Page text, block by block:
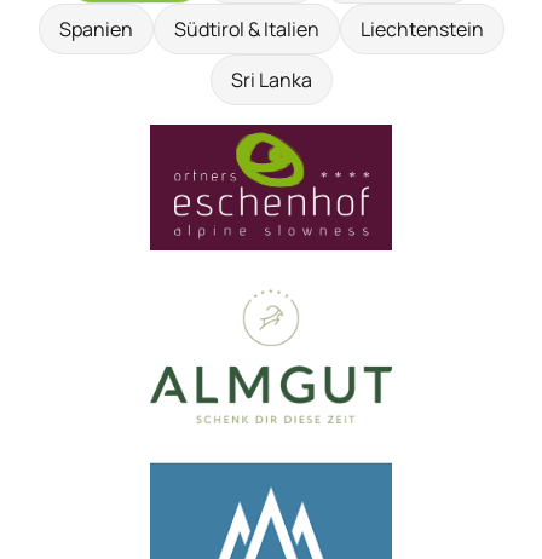
Spanien
Südtirol & Italien
Liechtenstein
Sri Lanka